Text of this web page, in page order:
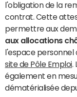
l'obligation de la
contrat. Cette
permettre aux
aux allocations
l'espace personnel
site de Pôle Emploi.
également en
dématérialisée